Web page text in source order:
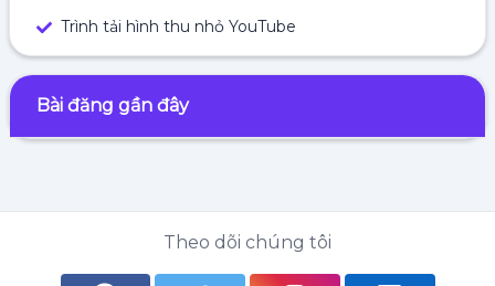
Trình tải hình thu nhỏ YouTube
Bài đăng gần đây
Theo dõi chúng tôi